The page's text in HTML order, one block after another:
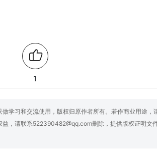
1
学习和交流使用，版权归原作者所有。若作商业用途，
，请联系522390482@qq.com删除，提供版权证明文